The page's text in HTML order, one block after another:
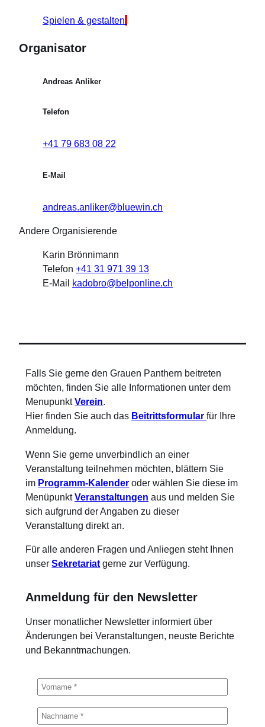
Spielen & gestalten
Organisator
Andreas Anliker
Telefon
‭+41 79 683 08 22‬
E-Mail
andreas.anliker@bluewin.ch
Andere Organisierende
Karin Brönnimann
Telefon +41 31 971 39 13
E-Mail
kadobro@belponline.ch
Falls Sie gerne den Grauen Panthern beitreten
möchten, finden Sie alle Informationen unter dem
MenupunktVerein.
Hier finden Sie auch das Beitrittsformular für Ihre
Anmeldung.
Wenn Sie gerne unverbindlich an einer
Veranstaltung teilnehmen möchten, blättern Sie
im Programm-Kalender oder wählen Sie diese im
MenüpunktVeranstaltungen aus und melden Sie
sich aufgrund der Angaben zu dieser
Veranstaltung direkt an.
Für alle anderen Fragen und Anliegen steht Ihnen
unserSekretariat gerne zur Verfügung.
Anmeldung für den Newsletter
Unser monatlicher Newsletter informiert über
Änderungen bei Veranstaltungen, neuste Berichte
und Bekanntmachungen.